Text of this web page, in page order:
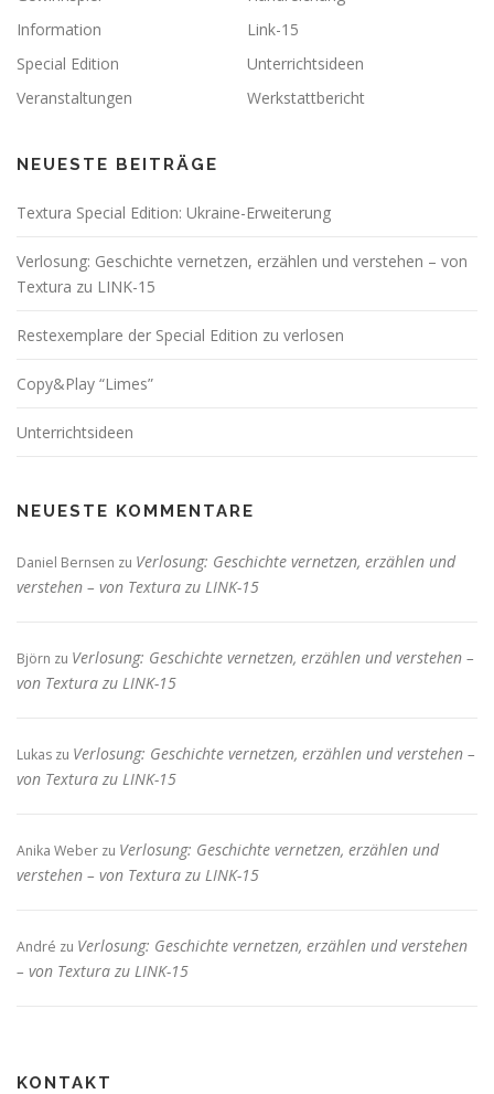
Information
Link-15
Special Edition
Unterrichtsideen
Veranstaltungen
Werkstattbericht
NEUESTE BEITRÄGE
Textura Special Edition: Ukraine-Erweiterung
Verlosung: Geschichte vernetzen, erzählen und verstehen – von
Textura zu LINK-15
Restexemplare der Special Edition zu verlosen
Copy&Play “Limes”
Unterrichtsideen
NEUESTE KOMMENTARE
Daniel Bernsen zu Verlosung: Geschichte vernetzen, erzählen und
verstehen – von Textura zu LINK-15
Björn zu Verlosung: Geschichte vernetzen, erzählen und verstehen –
von Textura zu LINK-15
Lukas zu Verlosung: Geschichte vernetzen, erzählen und verstehen –
von Textura zu LINK-15
Anika Weber zu Verlosung: Geschichte vernetzen, erzählen und
verstehen – von Textura zu LINK-15
André zu Verlosung: Geschichte vernetzen, erzählen und verstehen
– von Textura zu LINK-15
KONTAKT